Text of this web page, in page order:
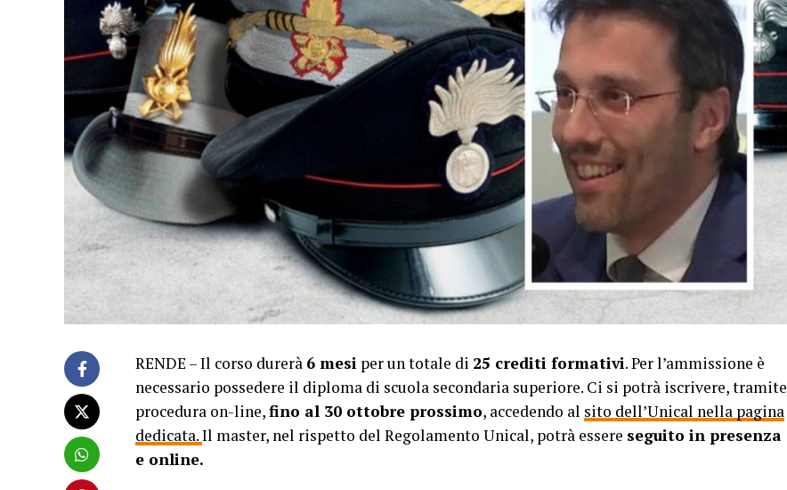
RENDE – Il corso durerà 6 mesi per un totale di 25 crediti formativi. Per l’ammissione è
necessario possedere il diploma di scuola secondaria superiore. Ci si potrà iscrivere, tramite
procedura on-line,fino al 30 ottobre prossimo, accedendo al sito dell’Unical nella pagina
dedicata.Il master, nel rispetto del Regolamento Unical, potrà essere seguito in presenza
e online.